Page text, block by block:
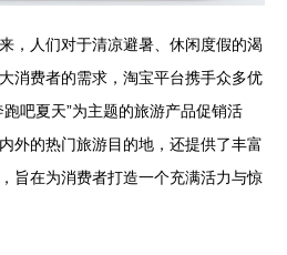
，人们对于清凉避暑、休闲度假的渴
消费者的需求，淘宝平台携手众多优
吧夏天”为主题的旅游产品促销活
外的热门旅游目的地，还提供了丰富
旨在为消费者打造一个充满活力与惊